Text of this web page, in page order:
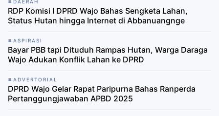
DAERAH
RDP Komisi I DPRD Wajo Bahas Sengketa Lahan,
Status Hutan hingga Internet di Abbanuangnge
ASPIRASI
Bayar PBB tapi Dituduh Rampas Hutan, Warga Daraga
Wajo Adukan Konflik Lahan ke DPRD
ADVERTORIAL
DPRD Wajo Gelar Rapat Paripurna Bahas Ranperda
Pertanggungjawaban APBD 2025